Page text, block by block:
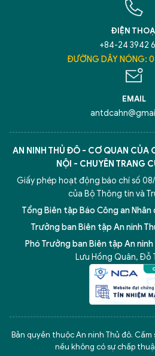
ĐIỆN
+84-24 3942
ĐƯỜNG DÂY NÓNG:
EMAIL
AN NINH THỦ ĐÔ - CƠ QUAN CỦA
NỘI - CHUYÊN TRANG
Giấy phép hoạt động báo chí số 08/
của Bộ Thông tin và
Tổng Biên tập Báo Công an Nhân
Trưởng ban Biên tập An ninh
Phó Trưởng ban Biên tập An ninh
Lưu Hồng Quân, Đỗ
Bản quyền thuộc An ninh Thủ đô.
nếu không có sự chấp
5 điểm nghẽn của Hà Nội